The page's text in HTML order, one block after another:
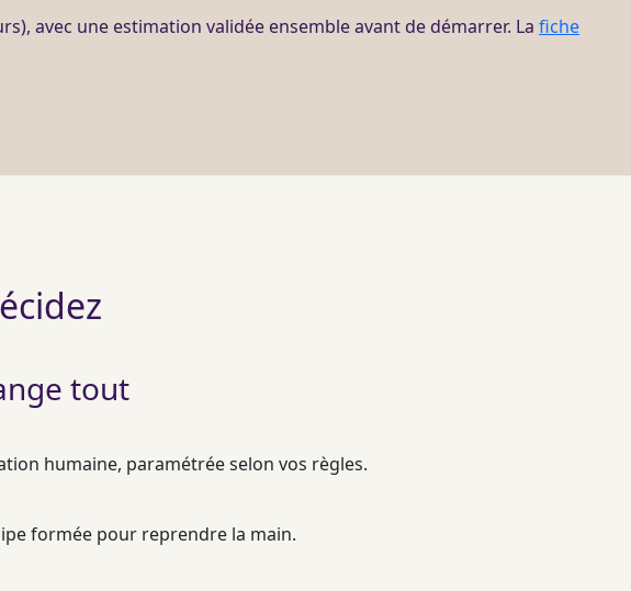
avec une estimation validée ensemble avant de démarrer. La fiche
tout
humaine, paramétrée selon vos règles.
formée pour reprendre la main.